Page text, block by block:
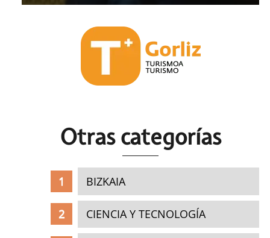
Otras categorías
BIZKAIA
CIENCIA Y TECNOLOGÍA